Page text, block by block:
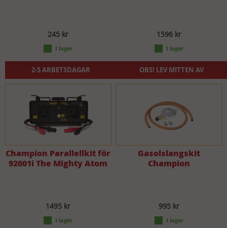
245 kr
2-5 ARBETSDAGAR
1596 kr
OBS! LEV MITTEN AV
NOVEMBER
Champion Parallellkit för
92001i The Mighty Atom
1495 kr
Gasolslangskit
Champion
995 kr